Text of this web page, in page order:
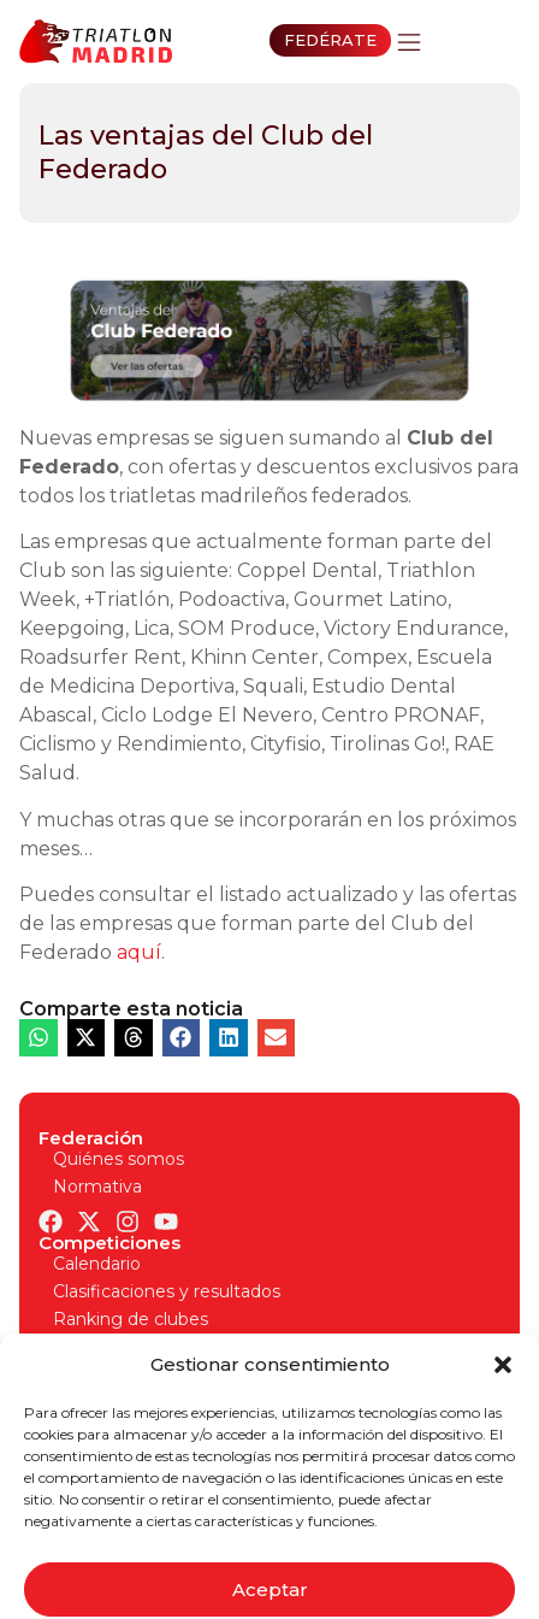
Gestionar consentimiento
Para ofrecer las mejores experiencias, utilizamos tecnologías como las
cookies para almacenar y/o acceder a la información del dispositivo. El
consentimiento de estas tecnologías nos permitirá procesar datos como
el comportamiento de navegación o las identificaciones únicas en este
sitio. No consentir o retirar el consentimiento, puede afectar
negativamente a ciertas características y funciones.
Aceptar
FEDÉRATE
Las ventajas del Club del
Federado
Nuevas empresas se siguen sumando al Club del
Federado, con ofertas y descuentos exclusivos para
todos los triatletas madrileños federados.
Las empresas que actualmente forman parte del
Club son las siguiente: Coppel Dental, Triathlon
Week, +Triatlón, Podoactiva, Gourmet Latino,
Keepgoing, Lica, SOM Produce, Victory Endurance,
Roadsurfer Rent, Khinn Center, Compex, Escuela
de Medicina Deportiva, Squali, Estudio Dental
Abascal, Ciclo Lodge El Nevero, Centro PRONAF,
Ciclismo y Rendimiento, Cityfisio, Tirolinas Go!, RAE
Salud.
Y muchas otras que se incorporarán en los próximos
meses…
Puedes consultar el listado actualizado y las ofertas
de las empresas que forman parte del Club del
Federado aquí.
Comparte esta noticia
Federación
Quiénes somos
Normativa
Competiciones
Calendario
Clasificaciones y resultados
Ranking de clubes
Normativa competiciones
Solicitud de licencia
Seguros deportivos
Normativa licencias
¡Apúntate a nuestro boletín para estar al día!
SUSCRIBIRME